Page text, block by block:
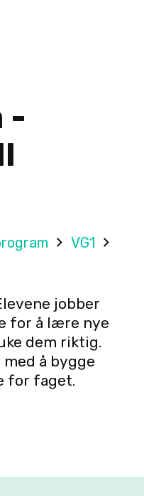
-
VG1
jobber
for å lære nye
dem riktig.
å bygge
for faget.